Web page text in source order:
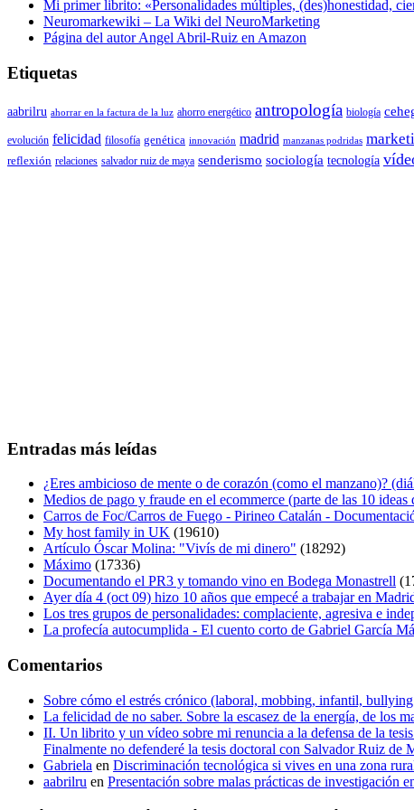
Mi primer librito: «Personalidades múltiples, (des)honestidad,
Neuromarkewiki – La Wiki del NeuroMarketing
Página del autor Angel Abril-Ruiz en Amazon
Etiquetas
aabrilru ahorrar en la factura de la luz ahorro energético antropología biología
evolución felicidad filosofía genética innovación madrid manzanas podridas
reflexión relaciones salvador ruiz de maya senderismo sociología tecnología
Entradas más leídas
¿Eres ambicioso de mente o de corazón (como el manzano)?
Medios de pago y fraude en el ecommerce (parte de las 10
Carros de Foc/Carros de Fuego - Pirineo Catalán -
My host family in UK (19610)
Artículo Óscar Molina: "Vivís de mi dinero" (18292)
Máximo (17336)
Documentando el PR3 y tomando vino en Bodega Monastrell
Ayer día 4 (oct 09) hizo 10 años que empecé a trabajar en
Los tres grupos de personalidades: complaciente, agresiva e
La profecía autocumplida - El cuento corto de Gabriel García
Comentarios
Sobre cómo el estrés crónico (laboral, mobbing, infantil,
La felicidad de no saber. Sobre la escasez de la energía, de los
II. Un librito y un vídeo sobre mi renuncia a la defensa de la
Finalmente no defenderé la tesis doctoral con Salvador Ruiz de
Gabriela en Discriminación tecnológica si vives en una zona
aabrilru en Presentación sobre malas prácticas de investigación